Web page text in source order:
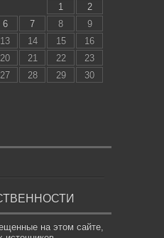
1
2
6 7 8
9
13 14 15
16
20 21 22
23
27 28 29
30
на этом сайте,